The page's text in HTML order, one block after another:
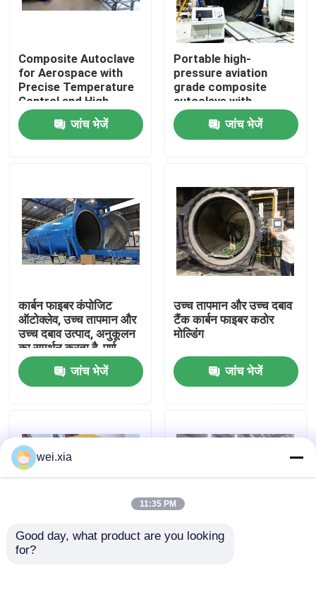
उत्पाद
हमारे बारे में
कारखाने का दौरा
हमसे संपर्क करें
मामले
Composite Autoclave
for Aerospace with
Precise Temperature
Control and High-
Pressure Vessel for
Consistent Curing
जांच भेजें
Portable high-
pressure aviation
grade composite
autoclave with
advanced control
systems for UAV and
aerospace
जांच भेजें
कार्बन फाइबर कंपोजिट
ऑटोक्लेव, उच्च तापमान और
उच्च दबाव उत्पाद, अनुकूलन
का समर्थन करता है, पूर्ण
प्रणाली
जांच भेजें
उच्च तापमान और उच्च दबाव
टैंक कार्बन फाइबर कठोर
मोल्डिंग
जांच भेजें
विमानन ड्रोन कम्पोजिट
wei.xia
11:35 PM
Good day, what product are you looking
for?